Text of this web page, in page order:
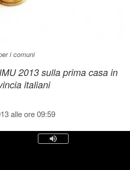
i comuni
2013 sulla prima casa in
italiani
alle ore 09:59